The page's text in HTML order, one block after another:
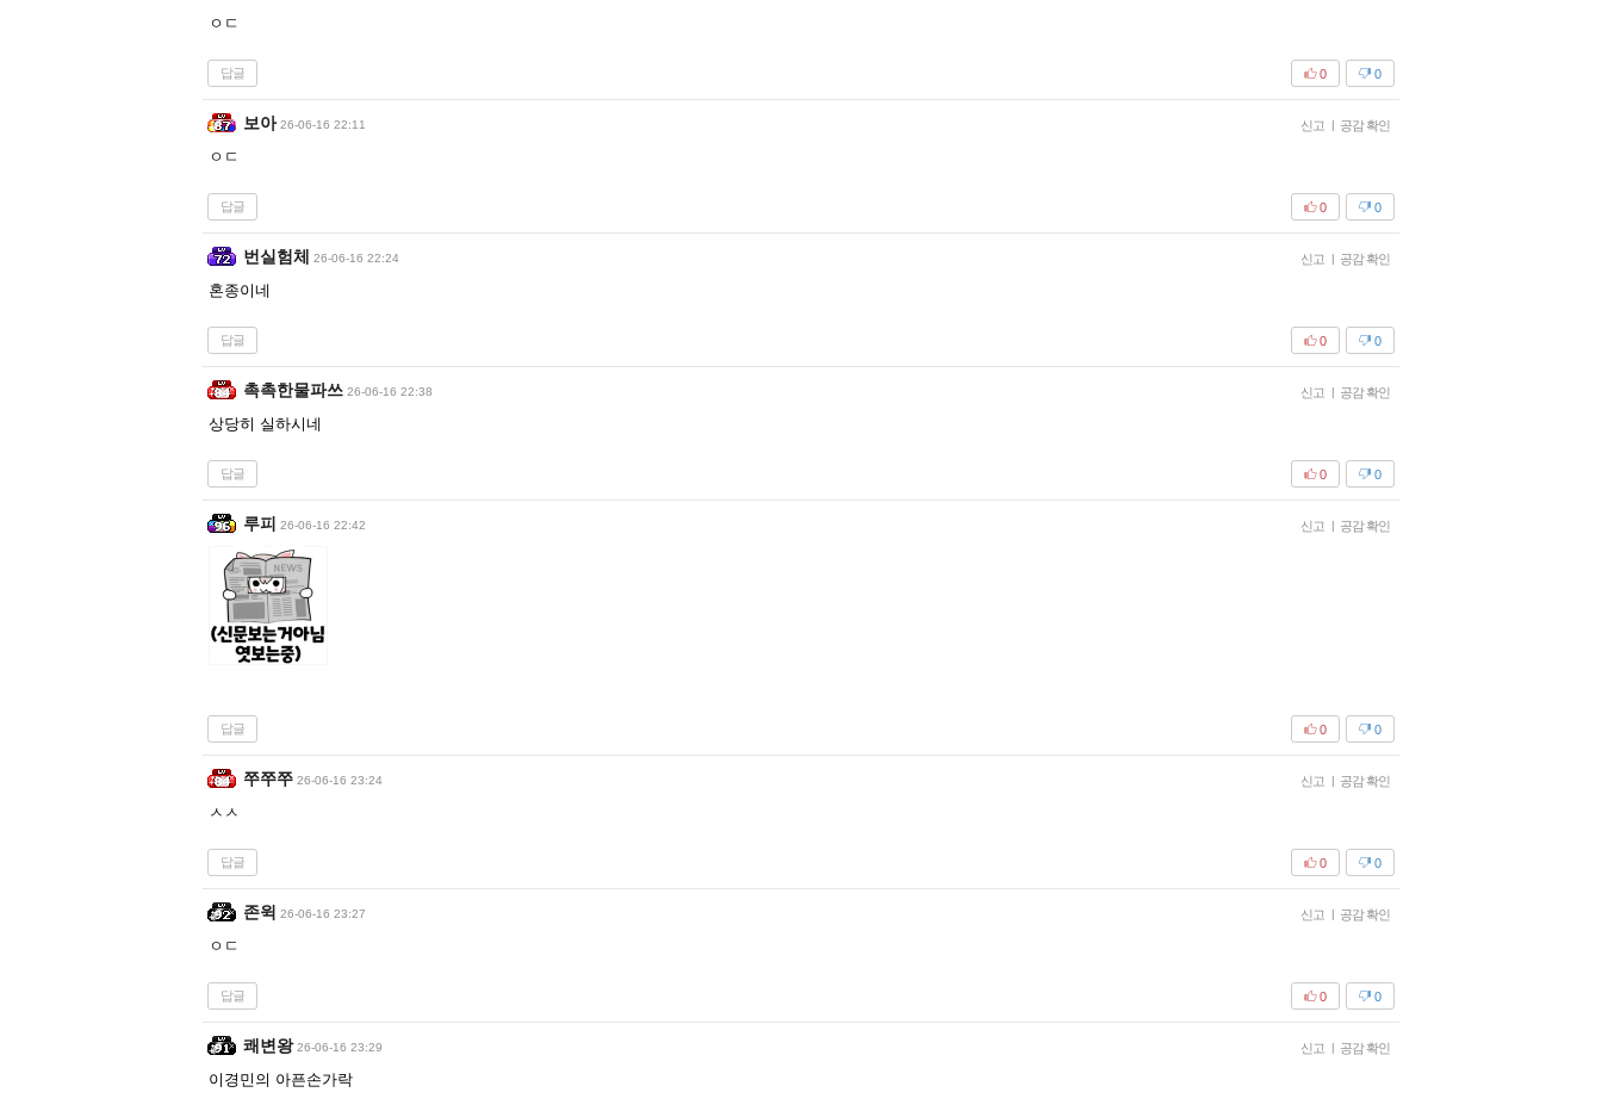
ㅇㄷ
답글 0
0
보아 26-06-16 22:11 신고 | 공감 확인
ㅇㄷ
답글 0
0
번실험체 26-06-16 22:24 신고 | 공감 확인
혼종이네
답글 0
0
촉촉한물파쓰 26-06-16 22:38 신고 | 공감 확인
상당히 실하시네
답글 0
0
루피 26-06-16 22:42 신고 | 공감 확인
답글 0
0
쭈쭈쭈 26-06-16 23:24 신고 | 공감 확인
ㅅㅅ
답글 0
0
존윅 26-06-16 23:27 신고 | 공감 확인
ㅇㄷ
답글 0
0
쾌변왕 26-06-16 23:29 신고 | 공감 확인
이경민의 아픈손가락